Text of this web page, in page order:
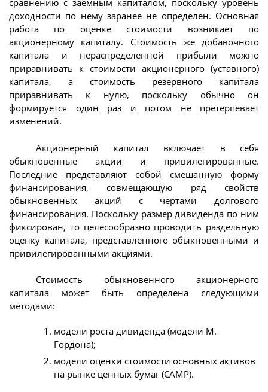
сравнению с заемным капиталом, поскольку уровень
доходности по нему заранее не определен. Основная
работа по оценке стоимости возникает по
акционерному капиталу. Стоимость же добавочного
капитала и нераспределенной прибыли можно
приравнивать к стоимости акционерного (уставного)
капитала, а стоимость резервного капитала
приравнивать к нулю, поскольку обычно он
формируется один раз и потом не претерпевает
изменений.
Акционерный капитал включает в себя
обыкновенные акции и привилегированные.
Последние представляют собой смешанную форму
финансирования, совмещающую ряд свойств
обыкновенных акций с чертами долгового
финансирования. Поскольку размер дивиденда по ним
фиксирован, то целесообразно проводить раздельную
оценку капитала, представленного обыкновенными и
привилегированными акциями.
Стоимость обыкновенного акционерного
капитала может быть определена следующими
методами:
модели роста дивиденда (модели М.
Гордона);
модели оценки стоимости основных активов
на рынке ценных бумаг (САМР).